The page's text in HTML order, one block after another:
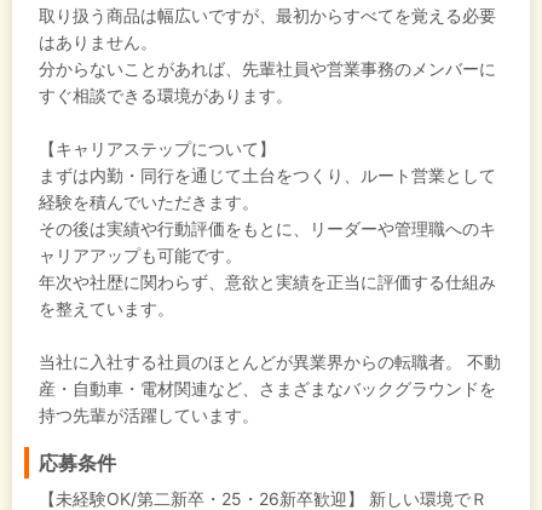
取り扱う商品は幅広いですが、最初からすべてを覚える必要
はありません。
分からないことがあれば、先輩社員や営業事務のメンバーに
すぐ相談できる環境があります。
【キャリアステップについて】
まずは内勤・同行を通じて土台をつくり、ルート営業として
経験を積んでいただきます。
その後は実績や行動評価をもとに、リーダーや管理職へのキ
ャリアアップも可能です。
年次や社歴に関わらず、意欲と実績を正当に評価する仕組み
を整えています。
当社に入社する社員のほとんどが異業界からの転職者。 不動
産・自動車・電材関連など、さまざまなバックグラウンドを
持つ先輩が活躍しています。
応募条件
【未経験OK/第二新卒・25・26新卒歓迎】 新しい環境でＲ